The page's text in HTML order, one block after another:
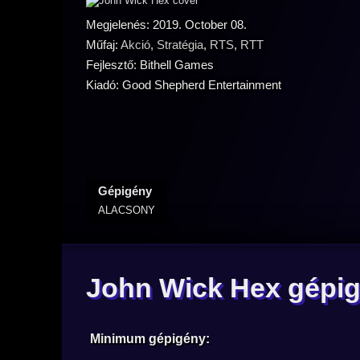
Megjelenés: 2019. October 08.
Műfaj: Akció, Stratégia, RTS, RTT
Fejlesztő: Bithell Games
Kiadó: Good Shepherd Entertainment
Gépigény
ALACSONY
John Wick Hex
Minimum gépigény: